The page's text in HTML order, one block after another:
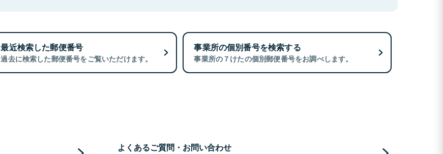
最近検索した郵便番号
過去に検索した郵便番号をご覧いただけます。
事業所の個別番号を検索する
事業所の７けたの個別郵便番号をお調べします。
よくあるご質問・お問い合わせ